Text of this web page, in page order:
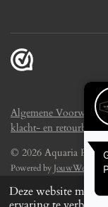
Deze website
Algemene
klacht- en retourbeleid
© 2026 Aquaria Pura
Powered by JouwWeb